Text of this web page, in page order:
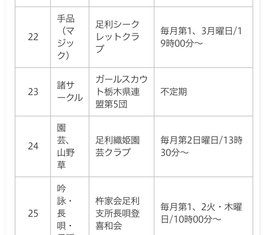
22
手品
（マ
ジッ
ク）
足利シーク
レットクラ
ブ
毎月第1、3月曜日/1
9時00分～
23
諸サ
ークル
ガールスカウ
ト栃木県連
盟第5団
不定期
24
園
芸、
山野
草
足利織姫園
芸クラブ
毎月第2日曜日/13時
30分～
25
吟
詠・
長
唄・
杵家会足利
支所長唄登
喜和会
毎月第1、2火・木曜
日/10時00分～